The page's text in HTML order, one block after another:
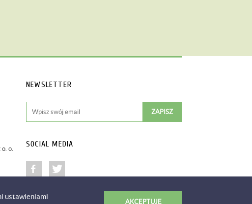
o.
NEWSLETTER
SOCIAL MEDIA
ustawieniami
AKCEPTUJĘ